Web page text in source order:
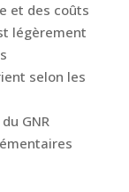
et des coûts
légèrement
selon les
GNR